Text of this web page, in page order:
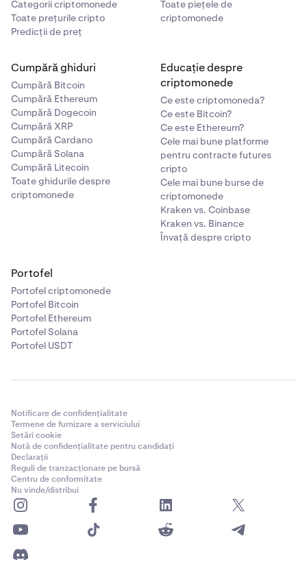
Categorii criptomonede
Toate prețurile cripto
Predicții de preț
Toate piețele de
criptomonede
Cumpără ghiduri
Cumpără Bitcoin
Cumpără Ethereum
Cumpără Dogecoin
Cumpără XRP
Cumpără Cardano
Cumpără Solana
Cumpără Litecoin
Toate ghidurile despre
criptomonede
Educație despre
criptomonede
Ce este criptomoneda?
Ce este Bitcoin?
Ce este Ethereum?
Cele mai bune platforme
pentru contracte futures
cripto
Cele mai bune burse de
criptomonede
Kraken vs. Coinbase
Kraken vs. Binance
Învață despre cripto
Portofel
Portofel criptomonede
Portofel Bitcoin
Portofel Ethereum
Portofel Solana
Portofel USDT
Notificare de confidențialitate
Termene de furnizare a serviciului
Setări cookie
Notă de confidențialitate pentru candidați
Declarații
Reguli de tranzacționare pe bursă
Centru de conformitate
Nu vinde/distribui